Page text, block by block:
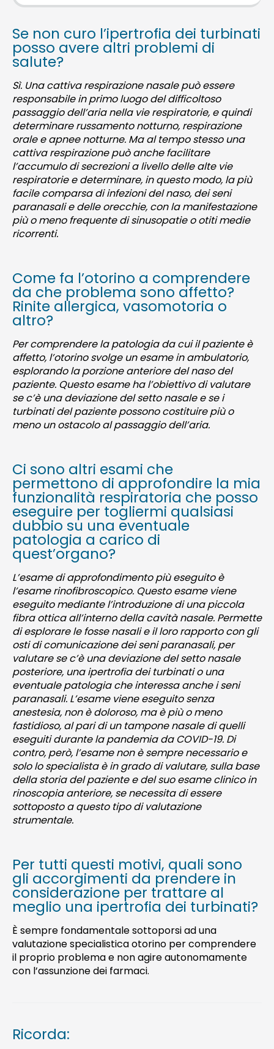
Se non curo l’ipertrofia dei turbinati
posso avere altri problemi di
salute?
Sì. Una cattiva respirazione nasale può essere
responsabile in primo luogo del difficoltoso
passaggio dell’aria nella vie respiratorie, e quindi
determinare russamento notturno, respirazione
orale e apnee notturne. Ma al tempo stesso una
cattiva respirazione può anche facilitare
l’accumulo di secrezioni a livello delle alte vie
respiratorie e determinare, in questo modo, la più
facile comparsa di infezioni del naso, dei seni
paranasali e delle orecchie, con la manifestazione
più o meno frequente di sinusopatie o otiti medie
ricorrenti.
Come fa l’otorino a comprendere
da che problema sono affetto?
Rinite allergica, vasomotoria o
altro?
Per comprendere la patologia da cui il paziente è
affetto, l’otorino svolge un esame in ambulatorio,
esplorando la porzione anteriore del naso del
paziente. Questo esame ha l’obiettivo di valutare
se c’è una deviazione del setto nasale e se i
turbinati del paziente possono costituire più o
meno un ostacolo al passaggio dell’aria.
Ci sono altri esami che
permettono di approfondire la mia
funzionalità respiratoria che posso
eseguire per togliermi qualsiasi
dubbio su una eventuale
patologia a carico di
quest’organo?
L’esame di approfondimento più eseguito è
l’esame rinofibroscopico. Questo esame viene
eseguito mediante l’introduzione di una piccola
fibra ottica all’interno della cavità nasale. Permette
di esplorare le fosse nasali e il loro rapporto con gli
osti di comunicazione dei seni paranasali, per
valutare se c’è una deviazione del setto nasale
posteriore, una ipertrofia dei turbinati o una
eventuale patologia che interessa anche i seni
paranasali. L’esame viene eseguito senza
anestesia, non è doloroso, ma è più o meno
fastidioso, al pari di un tampone nasale di quelli
eseguiti durante la pandemia da COVID-19. Di
contro, però, l’esame non è sempre necessario e
solo lo specialista è in grado di valutare, sulla base
della storia del paziente e del suo esame clinico in
rinoscopia anteriore, se necessita di essere
sottoposto a questo tipo di valutazione
strumentale.
Per tutti questi motivi, quali sono
gli accorgimenti da prendere in
considerazione per trattare al
meglio una ipertrofia dei turbinati?
È sempre fondamentale sottoporsi ad una
valutazione specialistica otorino per comprendere
il proprio problema e non agire autonomamente
con l’assunzione dei farmaci.
Ricorda: